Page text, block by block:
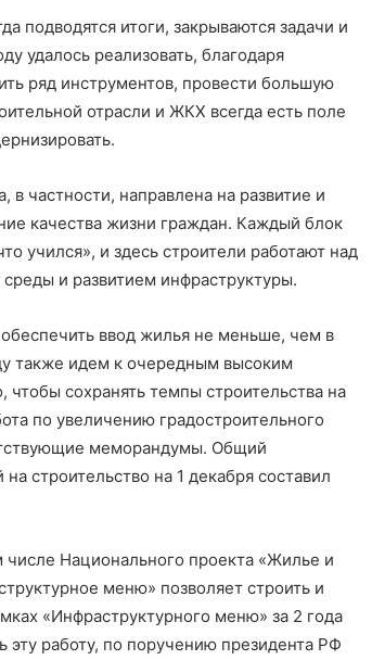
подводятся итоги, закрываются задачи и
удалось реализовать, благодаря
ряд инструментов, провести большую
отрасли и ЖКХ всегда есть поле
в частности, направлена на развитие и
качества жизни граждан. Каждый блок
учился», и здесь строители работают над
и развитием инфраструктуры.
ввод жилья не меньше, чем в
также идем к очередным высоким
сохранять темпы строительства на
по увеличению градостроительного
меморандумы. Общий
строительство на 1 декабря составил
Национального проекта «Жилье и
меню» позволяет строить и
«Инфраструктурного меню» за 2 года
работу, по поручению президента РФ